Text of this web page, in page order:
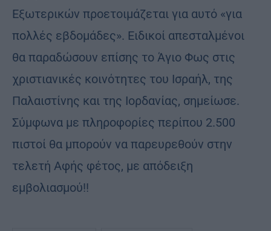
Εξωτερικών προετοιμάζεται για αυτό «για
πολλές εβδομάδες». Ειδικοί απεσταλμένοι
θα παραδώσουν επίσης το Άγιο Φως στις
χριστιανικές κοινότητες του Ισραήλ, της
Παλαιστίνης και της Ιορδανίας, σημείωσε.
Σύμφωνα με πληροφορίες περίπου 2.500
πιστοί θα μπορούν να παρευρεθούν στην
τελετή Αφής φέτος, με απόδειξη
εμβολιασμού!!